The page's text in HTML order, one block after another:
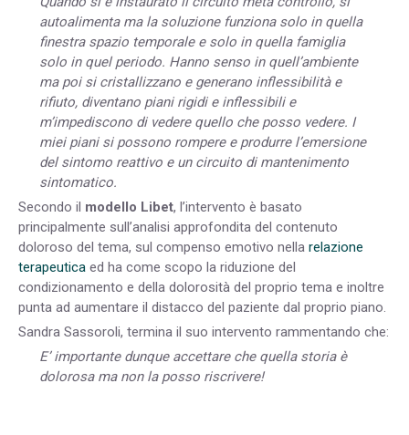
autoalimenta ma la soluzione funziona solo in quella
finestra spazio temporale e solo in quella famiglia
solo in quel periodo. Hanno senso in quell’ambiente
ma poi si cristallizzano e generano inflessibilità e
rifiuto, diventano piani rigidi e inflessibili e
m’impediscono di vedere quello che posso vedere. I
miei piani si possono rompere e produrre l’emersione
del sintomo reattivo e un circuito di mantenimento
sintomatico.
Secondo il modello Libet, l’intervento è basato
principalmente sull’analisi approfondita del contenuto
doloroso del tema, sul compenso emotivo nella relazione
terapeutica ed ha come scopo la riduzione del
condizionamento e della dolorosità del proprio tema e inoltre
punta ad aumentare il distacco del paziente dal proprio piano.
Sandra Sassoroli, termina il suo intervento rammentando che:
E’ importante dunque accettare che quella storia è
dolorosa ma non la posso riscrivere!